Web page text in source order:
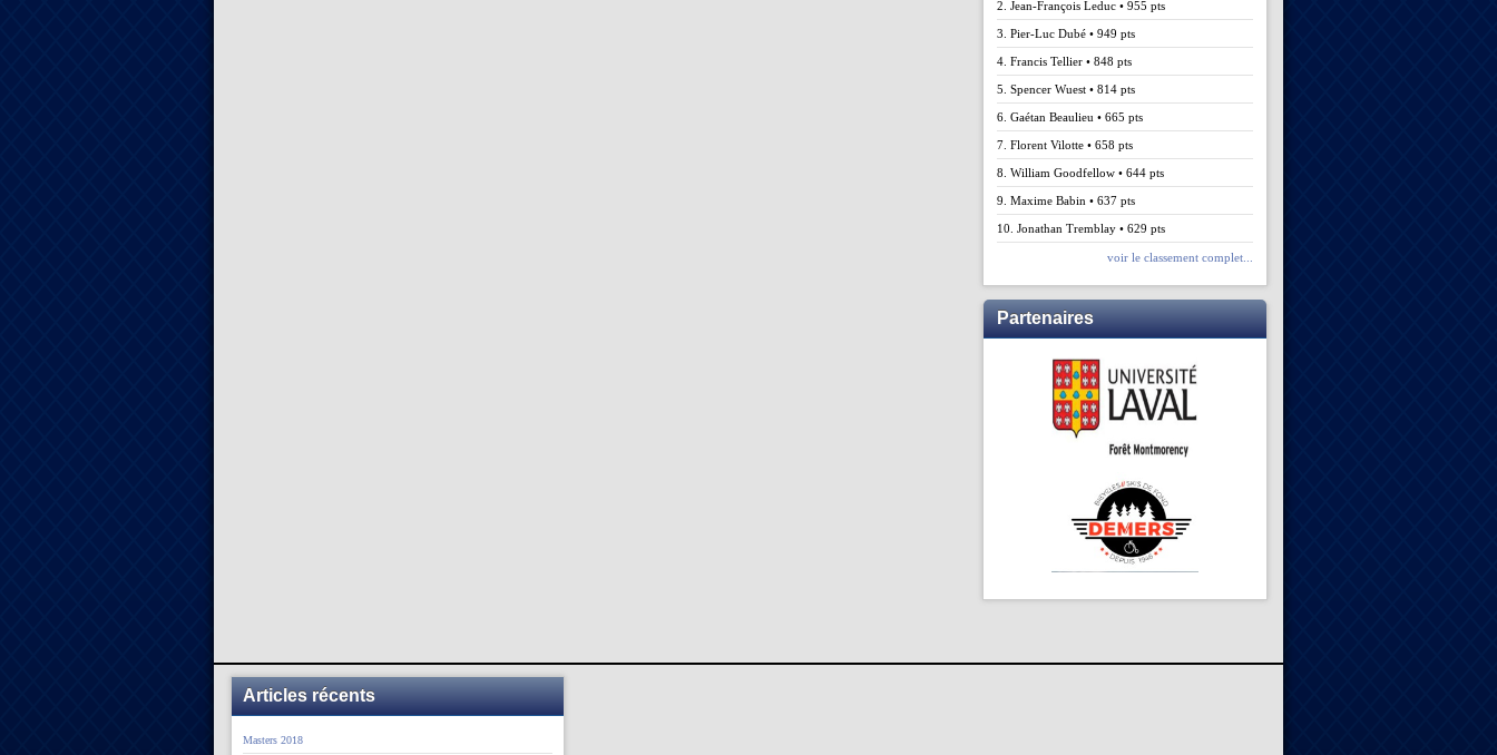
2. Jean-François Leduc • 955 pts
3. Pier-Luc Dubé • 949 pts
4. Francis Tellier • 848 pts
5. Spencer Wuest • 814 pts
6. Gaétan Beaulieu • 665 pts
7. Florent Vilotte • 658 pts
8. William Goodfellow • 644 pts
9. Maxime Babin • 637 pts
10. Jonathan Tremblay • 629 pts
voir le classement complet...
Partenaires
Articles récents
Masters 2018